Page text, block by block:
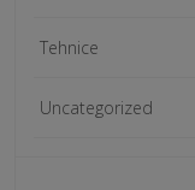
Tehnice
Uncategorized